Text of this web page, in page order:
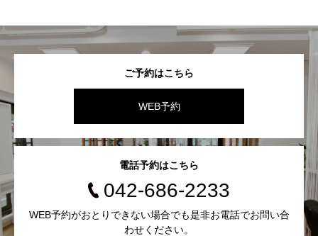
ご予約はこちら
WEB予約
電話予約はこちら
042-686-2233
WEB予約がおとりできない場合でも是非お電話でお問い合
わせください。